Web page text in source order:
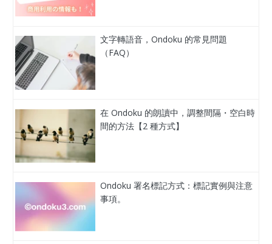
文字轉語音，Ondoku 的常見問題
（FAQ）
在 Ondoku 的朗讀中，調整間隔・空白時
間的方法【2 種方式】
Ondoku 署名標記方式：標記實例與注意
事項。